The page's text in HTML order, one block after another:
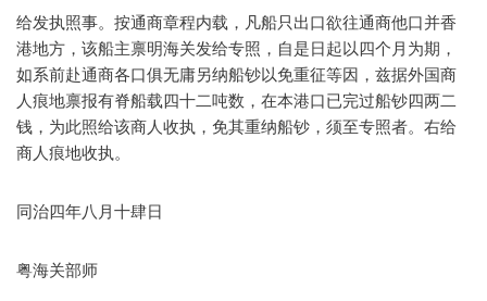
给发执照事。按通商章程内载，凡船只出口欲往通商他口并香
港地方，该船主禀明海关发给专照，自是日起以四个月为期，
如系前赴通商各口俱无庸另纳船钞以免重征等因，兹据外国商
人痕地禀报有脊船载四十二吨数，在本港口已完过船钞四两二
钱，为此照给该商人收执，免其重纳船钞，须至专照者。右给
商人痕地收执。
同治四年八月十肆日
粤海关部师